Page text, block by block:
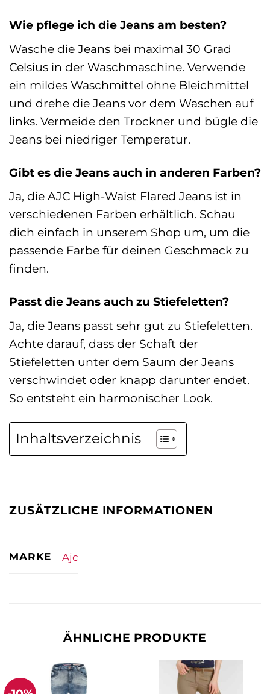
Wie pflege ich die Jeans am besten?
Wasche die Jeans bei maximal 30 Grad
Celsius in der Waschmaschine. Verwende
ein mildes Waschmittel ohne Bleichmittel
und drehe die Jeans vor dem Waschen auf
links. Vermeide den Trockner und bügle die
Jeans bei niedriger Temperatur.
Gibt es die Jeans auch in anderen Farben?
Ja, die AJC High-Waist Flared Jeans ist in
verschiedenen Farben erhältlich. Schau
dich einfach in unserem Shop um, um die
passende Farbe für deinen Geschmack zu
finden.
Passt die Jeans auch zu Stiefeletten?
Ja, die Jeans passt sehr gut zu Stiefeletten.
Achte darauf, dass der Schaft der
Stiefeletten unter dem Saum der Jeans
verschwindet oder knapp darunter endet.
So entsteht ein harmonischer Look.
Inhaltsverzeichnis
ZUSÄTZLICHE INFORMATIONEN
MARKE Ajc
ÄHNLICHE PRODUKTE